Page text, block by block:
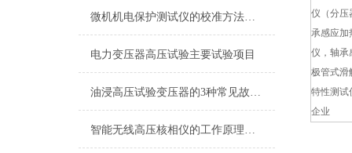
微机机电保护测试仪的校准方法与精度分析
电力变压器高压试验主要试验项目
油浸高压试验变压器的3种常见故障如何解决？开来学习吧！
智能无线高压核相仪的工作原理介绍
仪（分压
承感应加
仪，轴承
极管式滑
特性测试
企业